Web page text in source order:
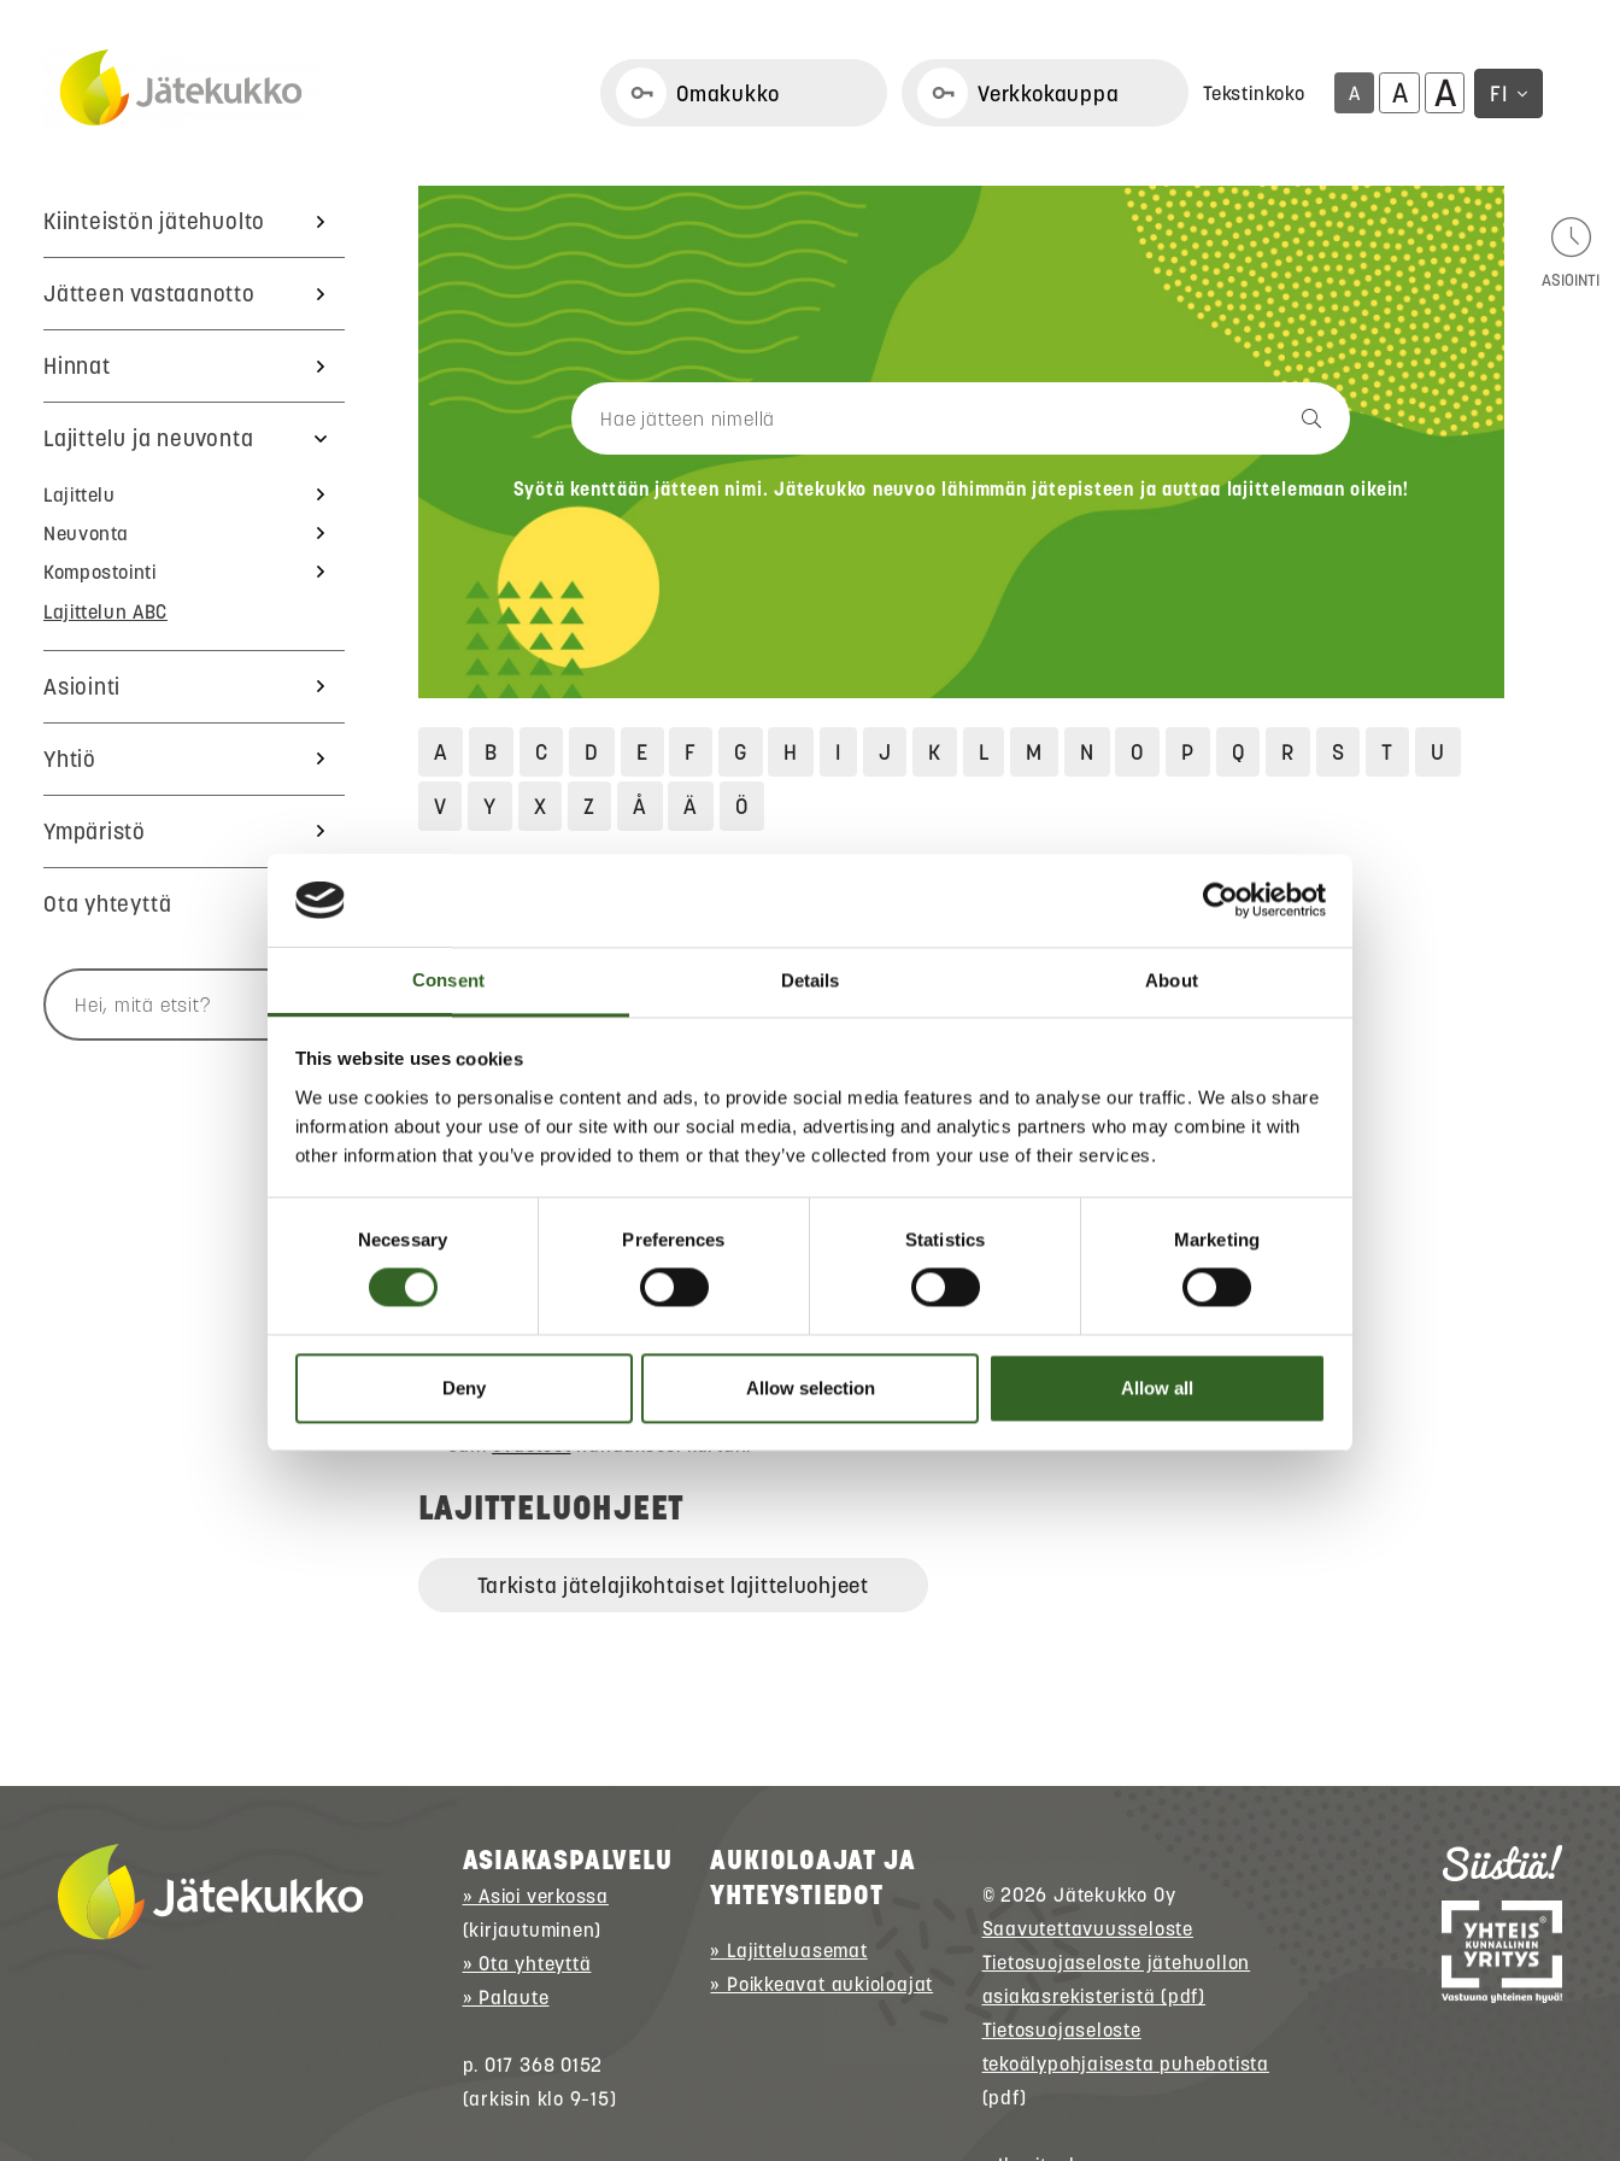
Consent Details About
This website uses cookies
We use cookies to personalise content and ads, to provide social media features and to analyse our traffic. We also share
information about your use of our site with our social media, advertising and analytics partners who may combine it with
other information that you’ve provided to them or that they’ve collected from your use of their services.
Necessary Preferences Statistics Marketing
Deny Allow selection Allow all
Omakukko Verkkokauppa Tekstinkoko A A A FI
Kiinteistön jätehuolto
Jätteen vastaanotto
Hinnat
Lajittelu ja neuvonta
Lajittelu
Neuvonta
Kompostointi
Lajittelun ABC
Asiointi
Yhtiö
Ympäristö
Ota yhteyttä
Syötä kenttään jätteen nimi. Jätekukko neuvoo lähimmän jätepisteen ja auttaa lajittelemaan oikein!
ASIOINTI
A B C D E F G H I J K L M N O P Q R S T
U
V
Y X Z Å Ä Ö
JÄÄHDYTINNESTE
Vie jäähdytinneste vaarallisen jätteen
Jätekukon lajitteluasemat sekä kiertävät
keräykset vastaanottavat kotitalouksien
vaarallista jätettä maksutta.
Hae lähin
sijainti
Sallievästeetnähdäksesi kartan.
LAJITTELUOHJEET
Tarkista jätelajikohtaiset lajitteluohjeet
ASIAKASPALVELU
» Asioi verkossa
(kirjautuminen)
» Ota yhteyttä
» Palaute
p. 017 368 0152
(arkisin klo 9–15)
AUKIOLOAJAT JA
YHTEYSTIEDOT
» Lajitteluasemat
» Poikkeavat aukioloajat
© 2026 Jätekukko Oy
Saavutettavuusseloste
Tietosuojaseloste jätehuollon
asiakasrekisteristä (pdf)
Tietosuojaseloste
tekoälypohjaisesta puhebotista
(pdf)